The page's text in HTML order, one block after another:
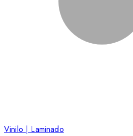
Vinilo | Laminado